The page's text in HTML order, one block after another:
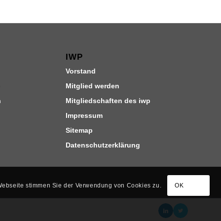
IWP
Vorstand
Mitglied werden
Mitgliedschaften des iwp
Impressum
Sitemap
Datenschutzerklärung
stimmen Sie der Verwendung von Cookies zu. OK